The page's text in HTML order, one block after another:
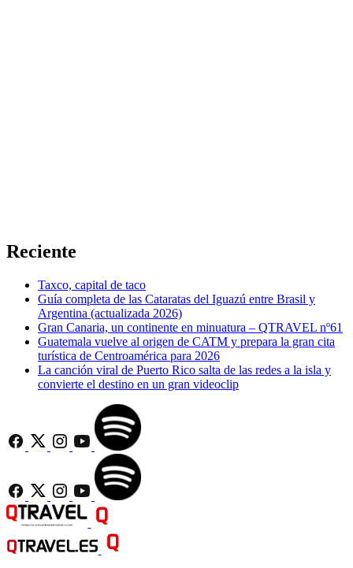
Reciente
Taxco, capital de taco
Guía completa de las Cataratas del Iguazú entre Brasil y
Argentina (actualizada 2026)
Gran Canaria, un continente en minuatura – QTRAVEL nº61
Guatemala vuelve al origen de CATM y prepara la gran cita
turística de Centroamérica para 2026
La canción viral de Puerto Rico salta de las redes a la isla y
convierte el destino en un gran videoclip